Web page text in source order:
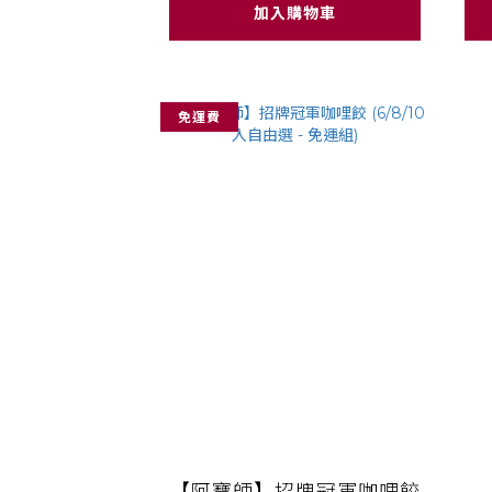
加入購物車
免運費